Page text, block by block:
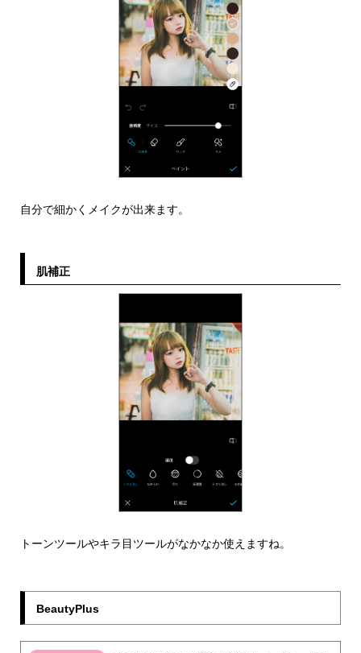
自分で細かくメイクが出来ます。
肌補正
トーンツールやキラ目ツールがなかなか使えますね。
BeautyPlus